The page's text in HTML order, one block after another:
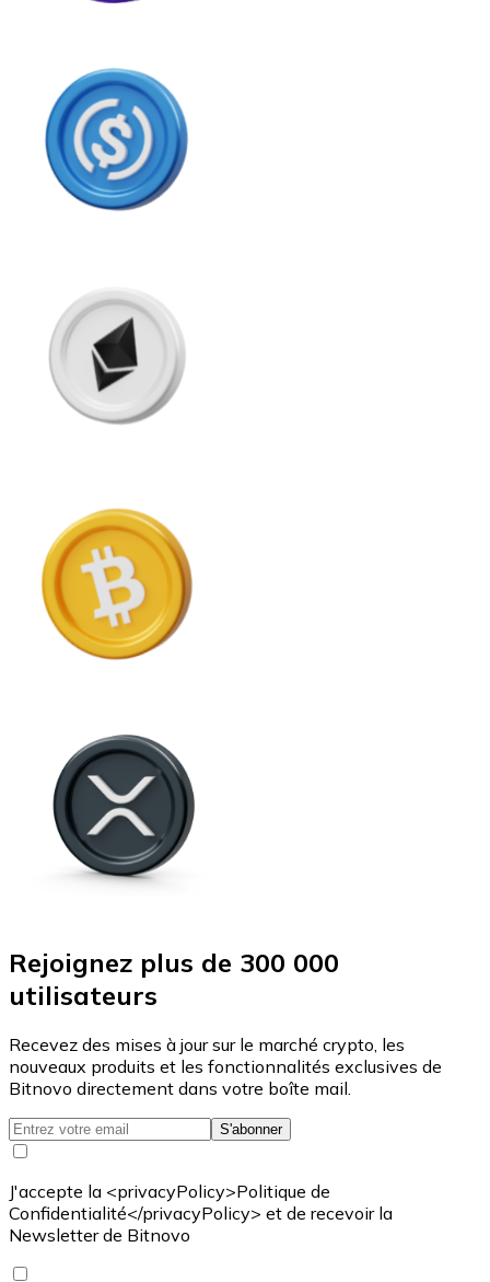
Rejoignez plus de 300 000
utilisateurs
Recevez des mises à jour sur le marché crypto, les
nouveaux produits et les fonctionnalités exclusives de
Bitnovo directement dans votre boîte mail.
S'abonner
J'accepte la <privacyPolicy>Politique de
Confidentialité</privacyPolicy> et de recevoir la
Newsletter de Bitnovo